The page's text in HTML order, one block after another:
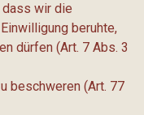
dass wir die
beruhte,
dürfen (Art. 7 Abs. 3
beschweren (Art. 77